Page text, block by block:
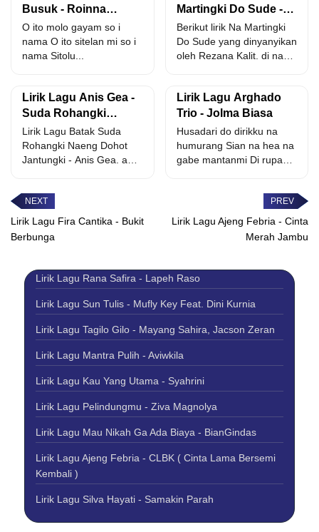
Busuk - Roinna
Siahaan
O ito molo gayam so i
nama O ito sitelan mi so i
nama Sitolu...
Martingki Do Sude -
Rezana Kalit
Berikut lirik Na Martingki
Do Sude yang dinyanyikan
oleh Rezana Kalit. di na
Lirik Lagu Anis Gea -
Suda Rohangki
Naeng Dohot
Jantungki
Lirik Lagu Batak Suda
Rohangki Naeng Dohot
Jantungki - Anis Gea. aha
Lirik Lagu Arghado
Trio - Jolma Biasa
Husadari do dirikku na
humurang Sian na hea na
gabe mantanmi Di rupa
Lirik Lagu Fira Cantika - Bukit
Berbunga
Lirik Lagu Ajeng Febria - Cinta
Merah Jambu
Lirik Lagu Rana Safira - Lapeh Raso
Lirik Lagu Sun Tulis - Mufly Key Feat. Dini Kurnia
Lirik Lagu Tagilo Gilo - Mayang Sahira, Jacson Zeran
Lirik Lagu Mantra Pulih - Aviwkila
Lirik Lagu Kau Yang Utama - Syahrini
Lirik Lagu Pelindungmu - Ziva Magnolya
Lirik Lagu Mau Nikah Ga Ada Biaya - BianGindas
Lirik Lagu Ajeng Febria - CLBK ( Cinta Lama Bersemi
Kembali )
Lirik Lagu Silva Hayati - Samakin Parah